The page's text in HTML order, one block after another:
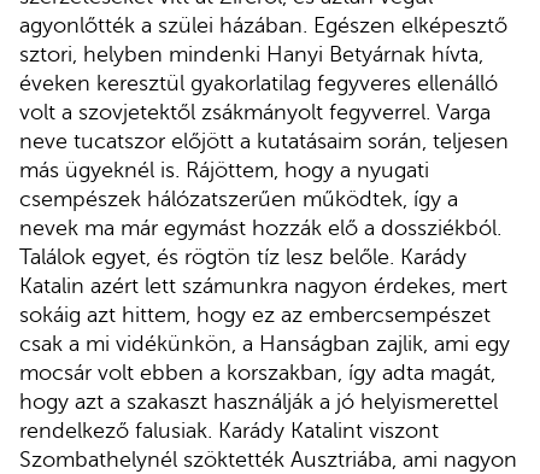
agyonlőtték a szülei házában. Egészen elképesztő
sztori, helyben mindenki Hanyi Betyárnak hívta,
éveken keresztül gyakorlatilag fegyveres ellenálló
volt a szovjetektől zsákmányolt fegyverrel. Varga
neve tucatszor előjött a kutatásaim során, teljesen
más ügyeknél is. Rájöttem, hogy a nyugati
csempészek hálózatszerűen működtek, így a
nevek ma már egymást hozzák elő a dossziékból.
Találok egyet, és rögtön tíz lesz belőle. Karády
Katalin azért lett számunkra nagyon érdekes, mert
sokáig azt hittem, hogy ez az embercsempészet
csak a mi vidékünkön, a Hanságban zajlik, ami egy
mocsár volt ebben a korszakban, így adta magát,
hogy azt a szakaszt használják a jó helyismerettel
rendelkező falusiak. Karády Katalint viszont
Szombathelynél szöktették Ausztriába, ami nagyon